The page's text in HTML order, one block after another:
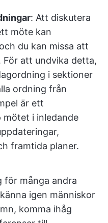
: Att diskutera
möte kan
du kan missa att
För att undvika detta,
i sektioner
ordning från
är ett
mötet i inledande
framtida planer.
för många andra
igen människor
komma ihåg